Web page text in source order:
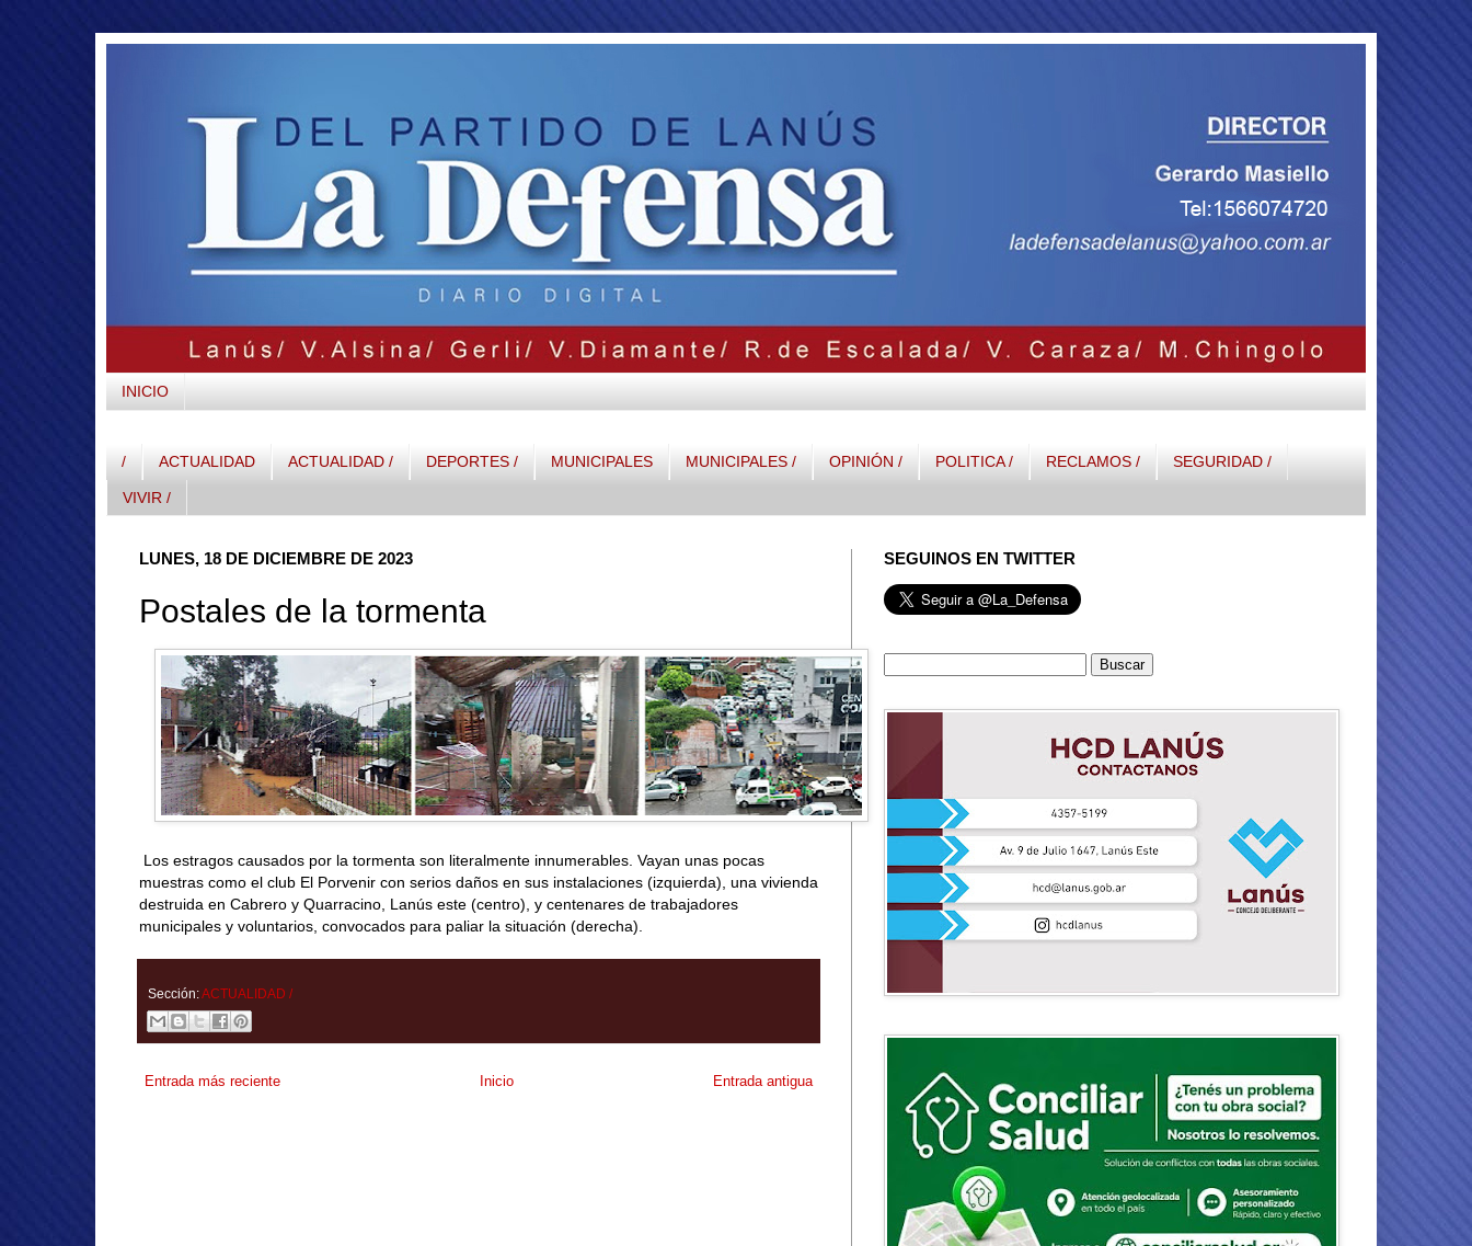
INICIO
/ ACTUALIDAD ACTUALIDAD / DEPORTES / MUNICIPALES MUNICIPALES / OPINIÓN / POLITICA / RECLAMOS / SEGURIDAD /
VIVIR /
LUNES, 18 DE DICIEMBRE DE 2023
Postales de la tormenta
Los estragos causados por la tormenta son literalmente innumerables. Vayan unas pocas
muestras como el club El Porvenir con serios daños en sus instalaciones (izquierda), una vivienda
destruida en Cabrero y Quarracino, Lanús este (centro), y centenares de trabajadores
municipales y voluntarios, convocados para paliar la situación (derecha).
Sección:ACTUALIDAD /
Entrada más reciente Entrada antigua
Inicio
SEGUINOS EN TWITTER